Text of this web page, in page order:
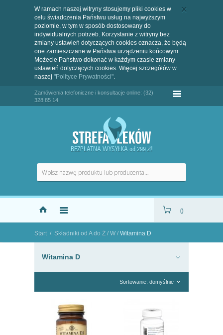
W ramach naszej witryny stosujemy pliki cookies w
celu świadczenia Państwu usług na najwyższym
poziomie, w tym w sposób dostosowany do
indywidualnych potrzeb. Korzystanie z witryny bez
zmiany ustawień dotyczących cookies oznacza, że będą
one zamieszczane w Państwa urządzeniu końcowym.
Możecie Państwo dokonać w każdym czasie zmiany
ustawień dotyczących cookies. Więcej szczegółów w
naszej "Polityce Prywatności".
Zamówienia telefoniczne i konsultacje online: (32)
328 85 14
BEZPŁATNA WYSYŁKA od 299 zł!
0
Start / Składniki od A do Ż / W / Witamina D
"
Witamina D
Sortowanie: domyślnie